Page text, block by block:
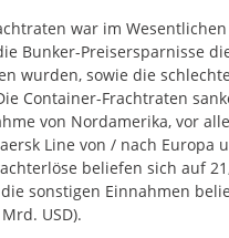
war im Wesentlichen
Bunker-Preisersparnisse
wurden, sowie die
Container-Frachtraten
von Nordamerika, vor
Line von / nach Europa
beliefen sich auf
die sonstigen Einnahmen
USD).